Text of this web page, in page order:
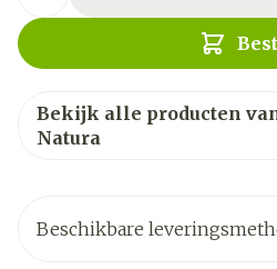
Bekijk alle producten
Natura
Beschikbare